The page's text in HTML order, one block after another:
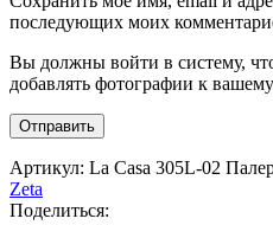
последующих моих
Вы должны войти в систему,
добавлять фотографии к
Артикул: La Casa 305L-02
Zeta
Поделиться: